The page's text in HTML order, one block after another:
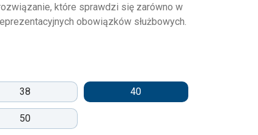
które sprawdzi się zarówno w
obowiązków służbowych.
38 40
50